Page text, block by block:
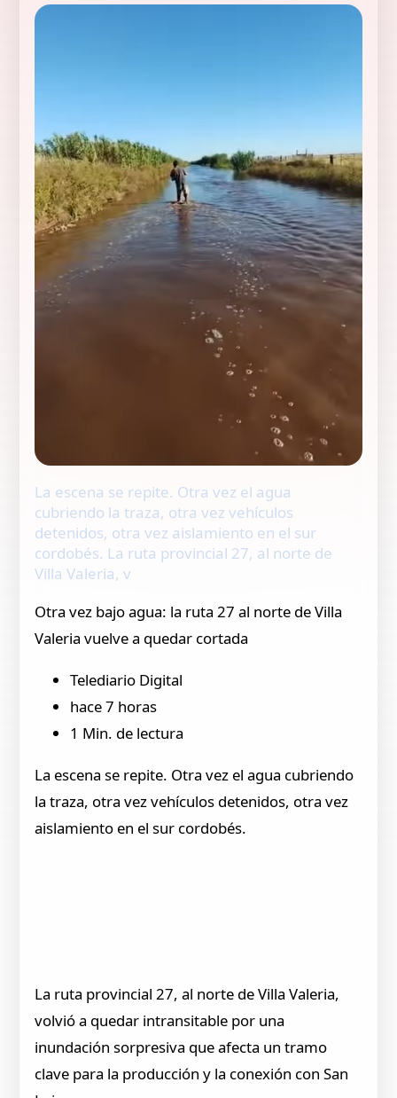
La escena se repite. Otra vez el agua
cubriendo la traza, otra vez vehículos
detenidos, otra vez aislamiento en el sur
cordobés. La ruta provincial 27, al norte de
Villa Valeria, v
Otra vez bajo agua: la ruta 27 al norte de Villa
Valeria vuelve a quedar cortada
Telediario Digital
hace 7 horas
1 Min. de lectura
La escena se repite. Otra vez el agua cubriendo
la traza, otra vez vehículos detenidos, otra vez
aislamiento en el sur cordobés.
La ruta provincial 27, al norte de Villa Valeria,
volvió a quedar intransitable por una
inundación sorpresiva que afecta un tramo
clave para la producción y la conexión con San